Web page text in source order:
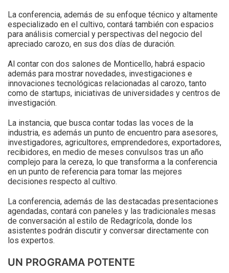
La conferencia, además de su enfoque técnico y altamente
especializado en el cultivo, contará también con espacios
para análisis comercial y perspectivas del negocio del
apreciado carozo, en sus dos días de duración.
Al contar con dos salones de Monticello, habrá espacio
además para mostrar novedades, investigaciones e
innovaciones tecnológicas relacionadas al carozo, tanto
como de startups, iniciativas de universidades y centros de
investigación.
La instancia, que busca contar todas las voces de la
industria, es además un punto de encuentro para asesores,
investigadores, agricultores, emprendedores, exportadores,
recibidores, en medio de meses convulsos tras un año
complejo para la cereza, lo que transforma a la conferencia
en un punto de referencia para tomar las mejores
decisiones respecto al cultivo.
La conferencia, además de las destacadas presentaciones
agendadas, contará con paneles y las tradicionales mesas
de conversación al estilo de Redagrícola, donde los
asistentes podrán discutir y conversar directamente con
los expertos.
UN PROGRAMA POTENTE